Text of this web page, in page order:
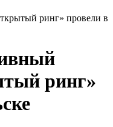
ринг» провели в
ринг»